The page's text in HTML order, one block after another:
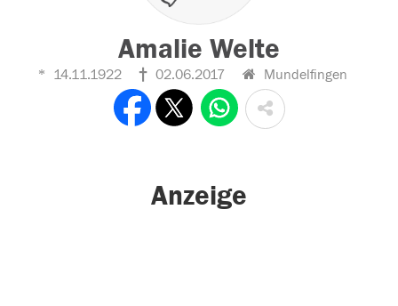
Amalie Welte
14.11.1922 02.06.2017 Mundelfingen
Anzeige